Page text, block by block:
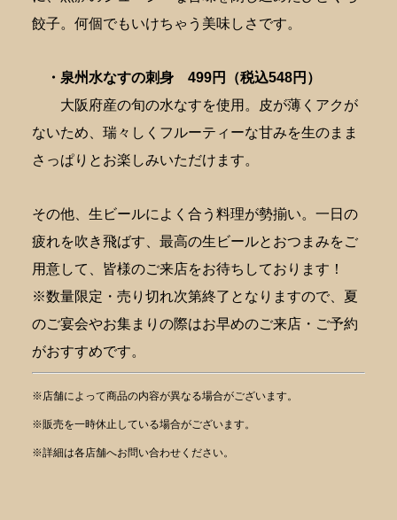
餃子。何個でもいけちゃう美味しさです。
・泉州水なすの刺身
499円（税込548円）
大阪府産の旬の水なすを使用。皮が薄くアクが
ないため、瑞々しくフルーティーな甘みを生のまま
さっぱりとお楽しみいただけます。
その他、生ビールによく合う料理が勢揃い。一日の
疲れを吹き飛ばす、最高の生ビールとおつまみをご
用意して、皆様のご来店をお待ちしております！
※数量限定・売り切れ次第終了となりますので、夏
のご宴会やお集まりの際はお早めのご来店・ご予約
がおすすめです。
※店舗によって商品の内容が異なる場合がございます。
※販売を一時休止している場合がございます。
※詳細は各店舗へお問い合わせください。